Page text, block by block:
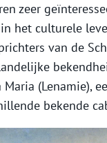
zeer
het culturele
van de
(Lenamie),
bekende